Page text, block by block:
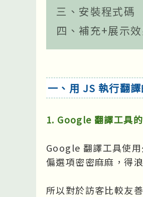
三、安裝程式碼
四、補充+展示
一、用 JS 執行翻
1. Google 翻譯工具
Google 翻譯工具使
偏選項密密麻麻，得
所以對於訪客比較友